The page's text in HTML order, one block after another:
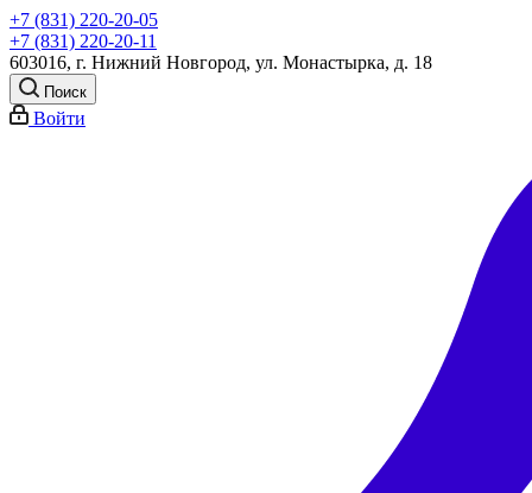
+7 (831) 220-20-05
+7 (831) 220-20-11
603016, г. Нижний Новгород, ул. Монастырка, д. 18
Поиск
Войти